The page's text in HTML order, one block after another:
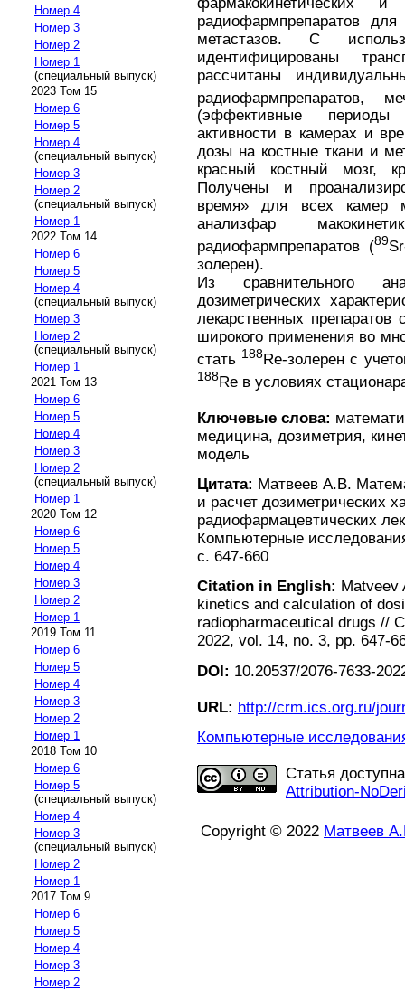
Номер 4
Номер 3
Номер 2
Номер 1
(специальный выпуск)
2023 Том 15
Номер 6
Номер 5
Номер 4
(специальный выпуск)
Номер 3
Номер 2
(специальный выпуск)
Номер 1
2022 Том 14
Номер 6
Номер 5
Номер 4
(специальный выпуск)
Номер 3
Номер 2
(специальный выпуск)
Номер 1
2021 Том 13
Номер 6
Номер 5
Номер 4
Номер 3
Номер 2
(специальный выпуск)
Номер 1
2020 Том 12
Номер 6
Номер 5
Номер 4
Номер 3
Номер 2
Номер 1
2019 Том 11
Номер 6
Номер 5
Номер 4
Номер 3
Номер 2
Номер 1
2018 Том 10
Номер 6
Номер 5
(специальный выпуск)
Номер 4
Номер 3
(специальный выпуск)
Номер 2
Номер 1
2017 Том 9
Номер 6
Номер 5
Номер 4
Номер 3
Номер 2
радиофармпрепаратов
метастазов. С
идентифицированы
рассчитаны
радиофармпрепаратов,
(эффективные периоды
активности в камерах и
дозы на костные ткани и
красный костный мозг,
Получены и
время» для всех камер
анализфар
радиофармпрепаратов (89
золерен).
Из сравнительного
дозиметрических
лекарственных
широкого применения во
стать 188Re-золерен с
188Re в условиях
Ключевые слова:
медицина, дозиметрия,
модель
Цитата: Матвеев А.В.
и расчет дозиметрических
радиофармацевтических
Компьютерные
с. 647-660
Citation in English: Matveev
kinetics and calculation of
radiopharmaceutical drugs //
2022, vol. 14, no. 3, pp. 647-
DOI: 10.20537/2076-7633-
URL: http://crm.ics.org.ru/
Компьютерные
Статья
Attribution-
Copyright © 2022 Матвеев